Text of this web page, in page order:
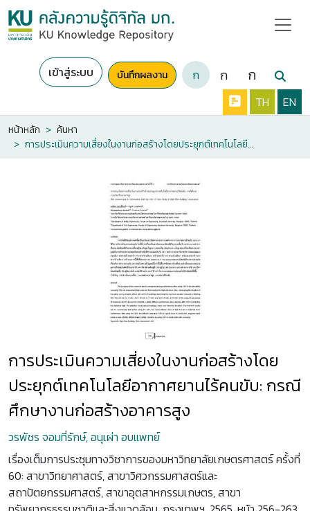
เข้าสู่ระบบ บันทึกผลงาน ก ก ก
TH EN
หน้าหลัก
ค้นหา
การประเมินความเสี่ยงในงานก่อสร้างโดยประยุกต์เทคโนโลยีอากาศยานไร้คนขับ: กรณีศึกษางานก่อสร้างอาคารสูง
การประเมินความเสี่ยงในงานก่อสร้างโดย
ประยุกต์เทคโนโลยีอากาศยานไร้คนขับ: กรณี
ศึกษางานก่อสร้างอาคารสูง
วรพัชร จอมที่รักษ์, อนุเผ่า อบแพทย์
เรื่องเต็มการประชุมทางวิชาการของมหาวิทยาลัยเกษตรศาสตร์ ครั้งที่
60: สาขาวิทยาศาสตร์, สาขาวิศวกรรมศาสตร์และ
สถาปัตยกรรมศาสตร์, สาขาอุตสาหกรรมเกษตร, สาขา